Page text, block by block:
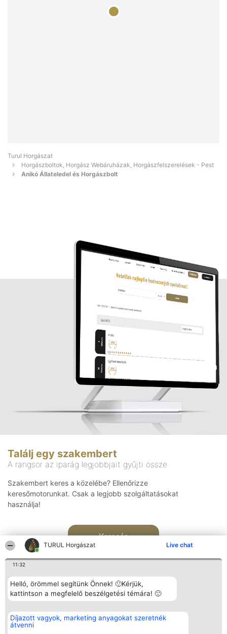
TURUL Horgászat Live chat
11:32
Helló, örömmel segítünk Önnek! 🙂Kérjük,
kattintson a megfelelő beszélgetési témára! 🙂
Díjazott vagyok, marketing anyagokat szeretnék
átvenni
Turul Horgászat
Horgászboltok, Horgász Webáruházak, Horgászfelszerelések - Pest
Anikó Állateledel és Horgászbolt
Találj egy szakembert
A rangsor az iparág legjobbjait gyűjti össze
Szakembert keres a közelébe? Ellenőrizze
keresőmotorunkat. Csak a legjobb szolgáltatásokat
használja!
Keresés
Rangsorszervező
SC Beautiful Company S.R.L.
Bulevardul Aleea Timișul De
Népszavazás
Nyertesek
Elérhetőség
Elérhetőség